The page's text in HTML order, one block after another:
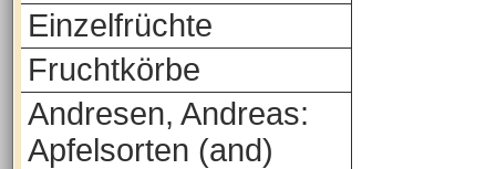
Einzelfrüchte
Fruchtkörbe
Andresen, Andreas:
Apfelsorten (and)